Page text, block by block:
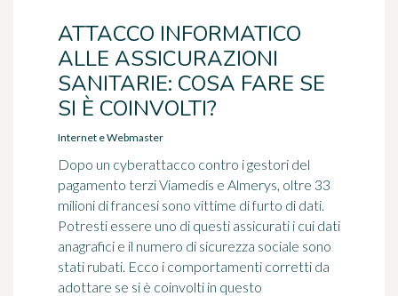
ATTACCO INFORMATICO
ALLE ASSICURAZIONI
SANITARIE: COSA FARE SE
SI È COINVOLTI?
Internet e Webmaster
Dopo un cyberattacco contro i gestori del
pagamento terzi Viamedis e Almerys, oltre 33
milioni di francesi sono vittime di furto di dati.
Potresti essere uno di questi assicurati i cui dati
anagrafici e il numero di sicurezza sociale sono
stati rubati. Ecco i comportamenti corretti da
adottare se si è coinvolti in questo